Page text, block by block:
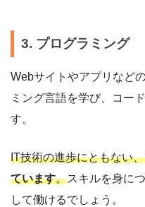
3. プログラミング
Webサイトやアプリなど
ミング言語を学び、コー
す。
IT技術の進歩にともない、
ています。スキルを身に
して働けるでしょう。